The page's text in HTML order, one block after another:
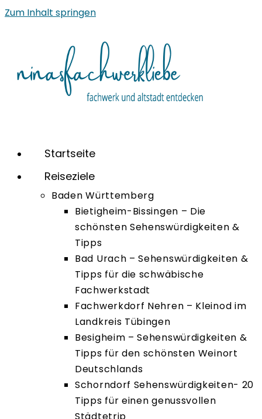
Zum Inhalt springen
Startseite
Reiseziele
Baden Württemberg
Bietigheim-Bissingen – Die
schönsten Sehenswürdigkeiten &
Tipps
Bad Urach – Sehenswürdigkeiten &
Tipps für die schwäbische
Fachwerkstadt
Fachwerkdorf Nehren – Kleinod im
Landkreis Tübingen
Besigheim – Sehenswürdigkeiten &
Tipps für den schönsten Weinort
Deutschlands
Schorndorf Sehenswürdigkeiten- 20
Tipps für einen genussvollen